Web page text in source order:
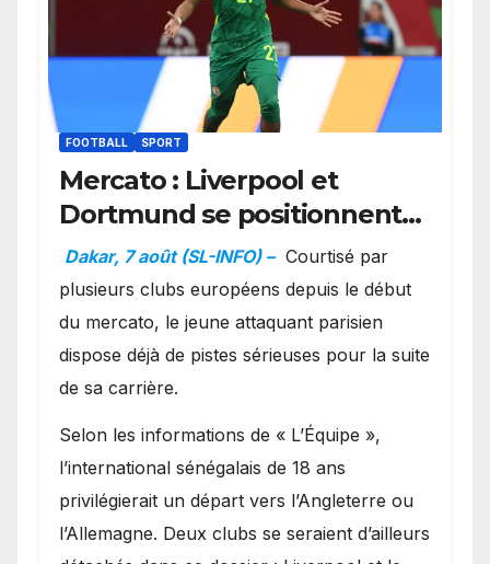
FOOTBALL SPORT
Mercato : Liverpool et
Dortmund se positionnent
en favoris pour recruter
Ibrahim Mbaye
Dakar, 7 août (SL-INFO) – Courtisé par
plusieurs clubs européens depuis le début
du mercato, le jeune attaquant parisien
dispose déjà de pistes sérieuses pour la suite
de sa carrière.
Selon les informations de « L’Équipe »,
l’international sénégalais de 18 ans
privilégierait un départ vers l’Angleterre ou
l’Allemagne. Deux clubs se seraient d’ailleurs